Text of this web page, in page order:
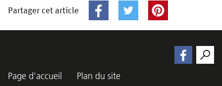
Partager cet article
Page d'accueil
Plan du site